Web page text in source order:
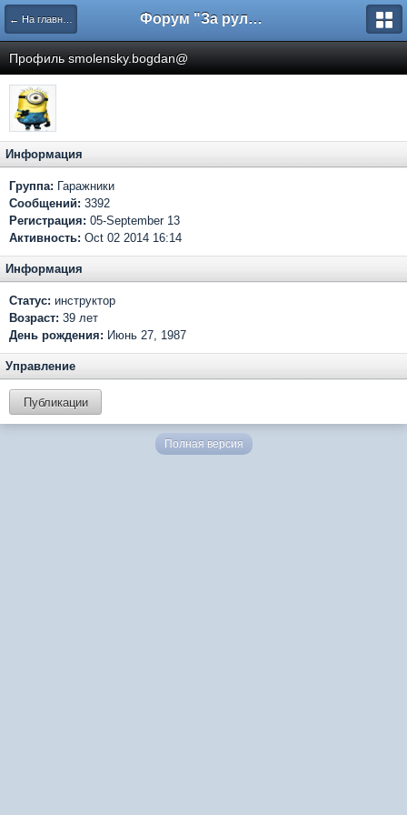
← На главную Форум "За рулем"
Профиль smolensky.bogdan@
Информация
Группа: Гаражники
Сообщений: 3392
Регистрация: 05-September 13
Активность: Oct 02 2014 16:14
Информация
Статус: инструктор
Возраст: 39 лет
День рождения: Июнь 27, 1987
Управление
Публикации
Полная версия